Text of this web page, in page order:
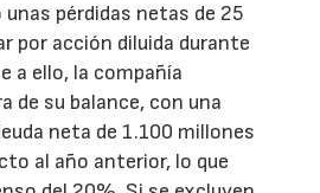
pérdidas netas de 25
por acción diluida durante
a ello, la compañía
de su balance, con una
neta de 1.100 millones
al año anterior, lo que